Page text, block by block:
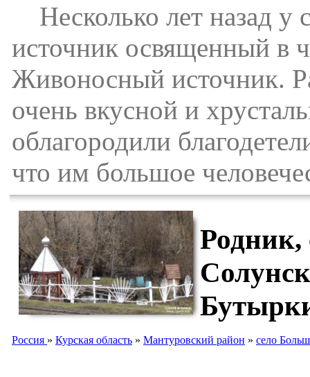
Несколько лет назад у
источник освященный в
Живоносный источник.
очень вкусной и
облагородили
что им большое
Родник,
Россия » Курская область » Мантуровский район » село